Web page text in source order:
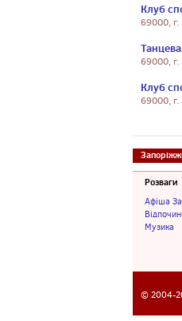
Клуб
69000,
69000,
Клуб
69000, г.
Розваги
Афіша
Музика
© 2004-